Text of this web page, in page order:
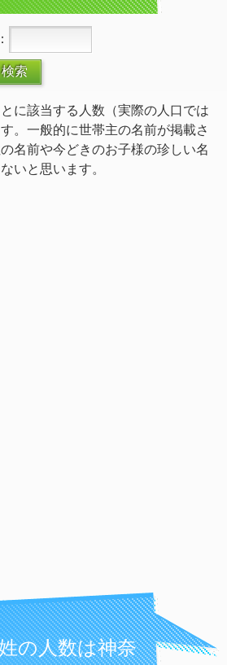
に該当する人数（実際の人口では
。一般的に世帯主の名前が掲載さ
名前や今どきのお子様の珍しい名
いと思います。
の人数は神奈